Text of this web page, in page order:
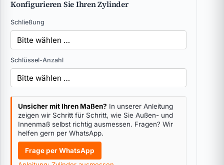
Konfigurieren Sie Ihren Zylinder
Schließung
Schlüssel-Anzahl
Unsicher mit Ihren Maßen? In unserer Anleitung
zeigen wir Schritt für Schritt, wie Sie Außen- und
Innenmaß selbst richtig ausmessen. Fragen? Wir
helfen gern per WhatsApp.
Frage per WhatsApp